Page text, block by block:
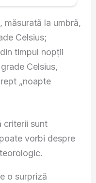
măsurată la umbră,
Celsius;
timpul nopții
Celsius,
„noapte
criterii sunt
vorbi despre
o surpriză